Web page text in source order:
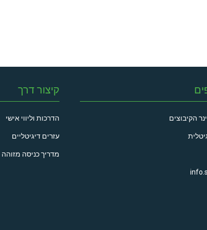
הקיבוצים
קיצור דרך
הדרכות וליווי אישי
עזרים דיגיטליים
מדריך כניסה